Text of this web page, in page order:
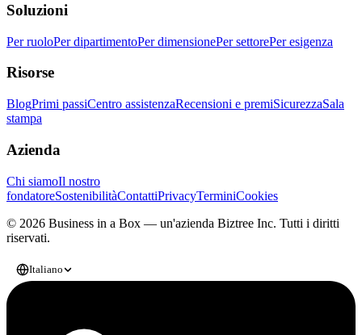
Soluzioni
Per ruoloPer dipartimentoPer dimensionePer settorePer esigenza
Risorse
BlogPrimi passiCentro assistenzaRecensioni e premiSicurezzaSala
stampa
Azienda
Chi siamoIl nostro
fondatoreSostenibilitàContattiPrivacyTerminiCookies
© 2026 Business in a Box — un'azienda Biztree Inc. Tutti i diritti
riservati.
Italiano